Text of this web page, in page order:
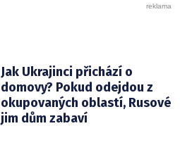
Jak Ukrajinci přichází o
domovy? Pokud odejdou z
okupovaných oblastí, Rusové
jim dům zabaví